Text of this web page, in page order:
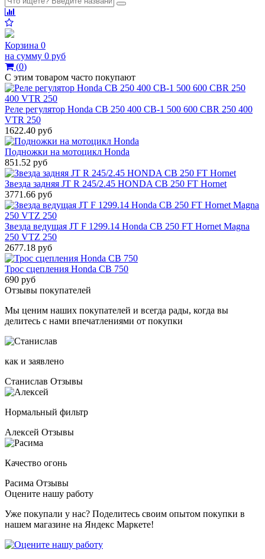
Корзина 0
на сумму 0 руб
(0)
С этим товаром часто покупают
Реле регулятор Honda CB 250 400 CB-1 500 600 CBR 250 400
VTR 250
1622.40 руб
Подножки на мотоцикл Honda
851.52 руб
Звезда задняя JT R 245/2.45 HONDA CB 250 FT Hornet
3771.66 руб
Звезда ведущая JT F 1299.14 Honda CB 250 FT Hornet Magna
250 VTZ 250
2677.18 руб
Трос сцепления Honda CB 750
690 руб
Отзывы покупателей
Мы ценим наших покупателей и всегда рады, когда вы
делитесь с нами впечатлениями от покупки
как и заявлено
Станислав Отзывы
Нормальный фильтр
Алексей Отзывы
Качество огонь
Расима Отзывы
Оцените нашу работу
Уже покупали у нас? Поделитесь своим опытом покупки в
нашем магазине на Яндекс Маркете!